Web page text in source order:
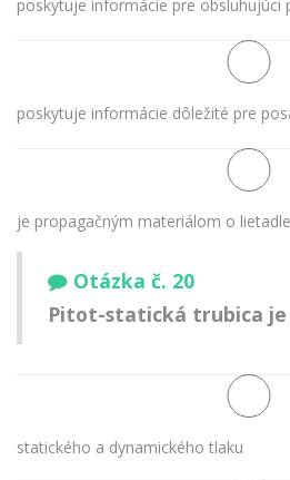
poskytuje informácie pre obsluhujúci
poskytuje informácie dôležité pre
je propagačným materiálom o lietadle
Otázka č. 20
Pitot-statická trubica je
statického a dynamického tlaku